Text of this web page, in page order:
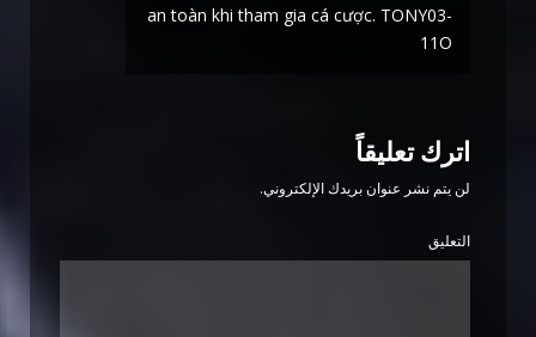
an toàn khi tham gia cá cược. TONY03-
11O
اترك تعليقاً
لن يتم نشر عنوان بريدك الإلكتروني.
التعليق